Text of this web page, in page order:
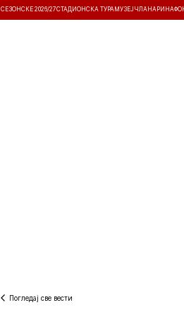
СЕЗОНСКЕ 2026/27СТАДИОНСКА ТУРА МУЗЕЈ ЧЛАНАРИНА
Погледај све вести